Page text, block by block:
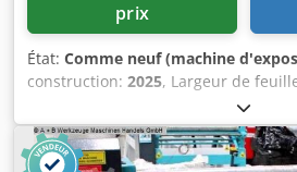
prix
État: Comme neuf (machine
construction: 2025, Largeur de
de la feuille 2,0 mm Longueur du
Diamètre du rouleau - haut 75,0
kW Poids 325kg Dimensions L-L-H